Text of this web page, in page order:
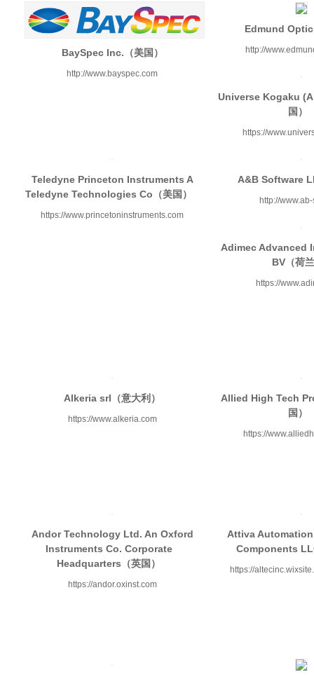
BaySpec Inc.（美国）
http://www.bayspec.com
Edmund
http://
Universe Kogaku
国）
https://
Teledyne Princeton Instruments A
Teledyne Technologies Co（美国）
https://www.princetoninstruments.com
A&B Software
http://
Adimec Advanced
BV（荷
https://
Alkeria srl（意大利）
https://www.alkeria.com
Allied High Tech
国）
https://
Andor Technology Ltd. An Oxford
Instruments Co. Corporate
Headquarters（英国）
https://andor.oxinst.com
Attiva
Components
https://